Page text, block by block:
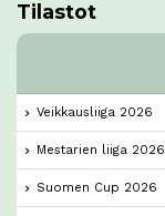
Tilastot
Veikkausliiga 2026
Mestarien liiga 2026
Suomen Cup 2026